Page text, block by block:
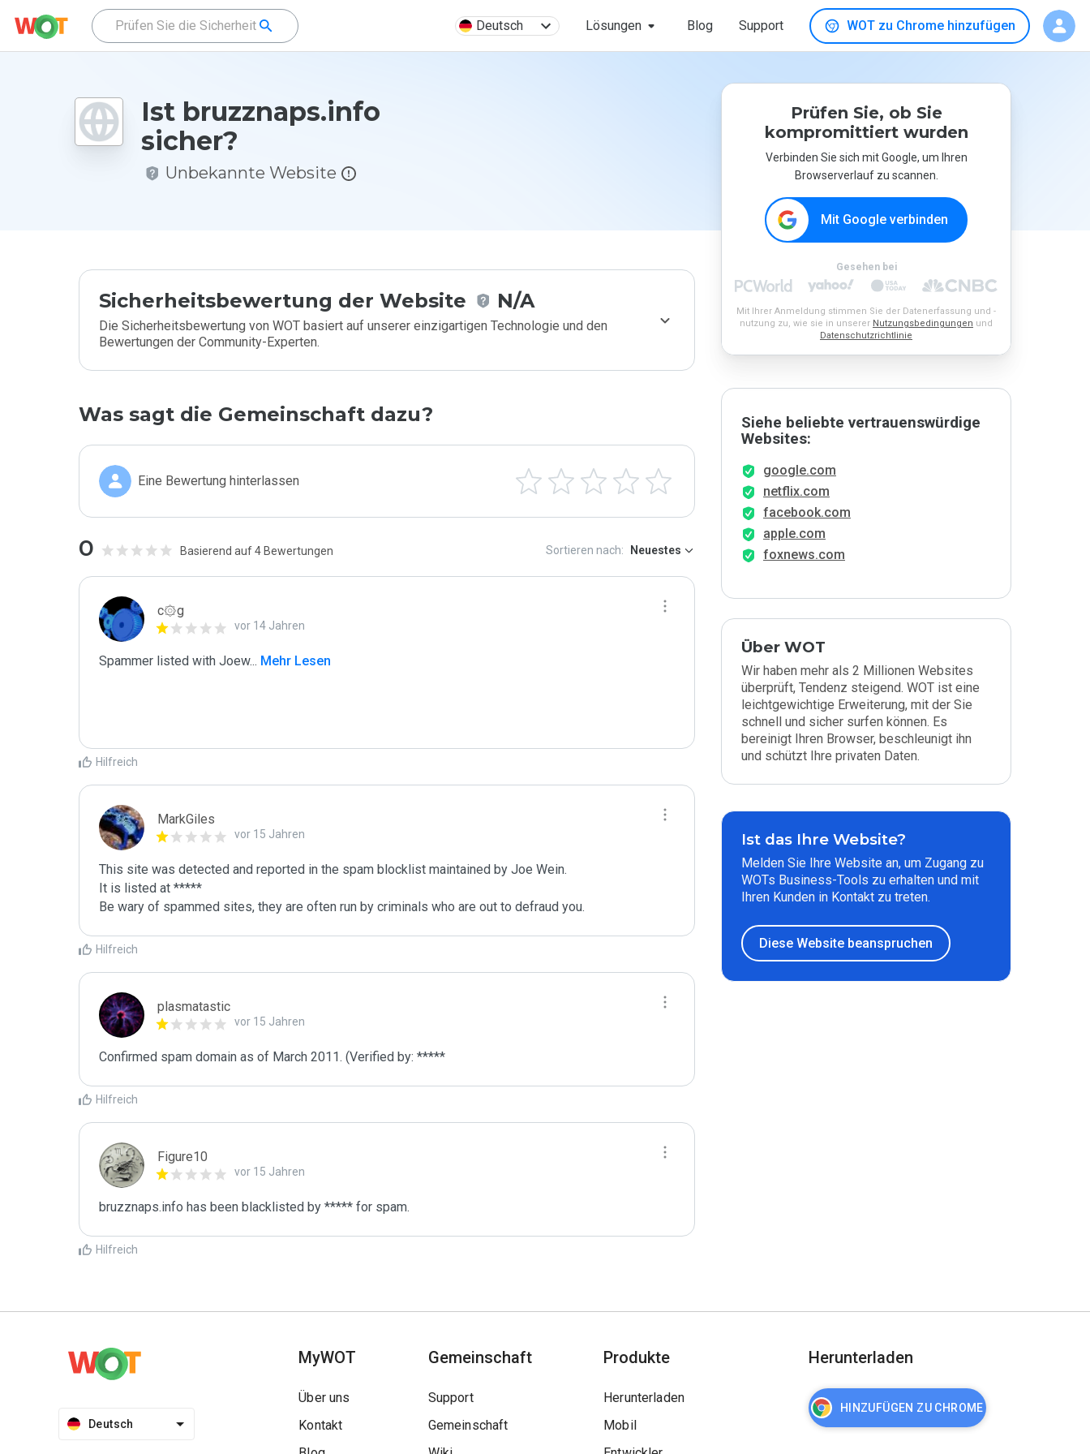
Deutsch Lösungen Blog Support WOT zu Chrome hinzufügen
Ist bruzznaps.info
sicher?
Unbekannte Website
Sicherheitsbewertung der Website N/A
Die Sicherheitsbewertung von WOT basiert auf unserer einzigartigen Technologie und den
Bewertungen der Community-Experten.
Was sagt die Gemeinschaft dazu?
Eine Bewertung hinterlassen
0 Basierend auf 4 Bewertungen Sortieren nach: Neuestes
c۞g
vor 14 Jahren
Spammer listed with Joew... Mehr Lesen
Hilfreich
MarkGiles
vor 15 Jahren
This site was detected and reported in the spam blocklist maintained by Joe Wein.
It is listed at *****
Be wary of spammed sites, they are often run by criminals who are out to defraud you.
Hilfreich
plasmatastic
vor 15 Jahren
Confirmed spam domain as of March 2011. (Verified by: *****
Hilfreich
Figure10
vor 15 Jahren
bruzznaps.info has been blacklisted by ***** for spam.
Hilfreich
Prüfen Sie, ob Sie
kompromittiert wurden
Verbinden Sie sich mit Google, um Ihren
Browserverlauf zu scannen.
Mit Google verbinden
Gesehen bei
Mit Ihrer Anmeldung stimmen Sie der Datenerfassung und -
nutzung zu, wie sie in unserer Nutzungsbedingungen und
Datenschutzrichtlinie
Siehe beliebte vertrauenswürdige
Websites:
google.com
netflix.com
facebook.com
apple.com
foxnews.com
Über WOT
Wir haben mehr als 2 Millionen Websites
überprüft, Tendenz steigend. WOT ist eine
leichtgewichtige Erweiterung, mit der Sie
schnell und sicher surfen können. Es
bereinigt Ihren Browser, beschleunigt ihn
und schützt Ihre privaten Daten.
Ist das Ihre Website?
Melden Sie Ihre Website an, um Zugang zu
WOTs Business-Tools zu erhalten und mit
Ihren Kunden in Kontakt zu treten.
Diese Website beanspruchen
Deutsch
MyWOT
Über uns
Kontakt
Gemeinschaft
Support
Gemeinschaft
Produkte
Herunterladen
Mobil
Herunterladen
HINZUFÜGEN ZU CHROME